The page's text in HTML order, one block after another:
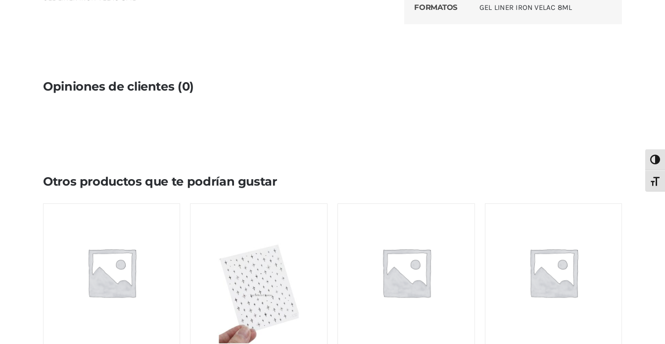
FORMATOS GEL LINER IRON VELAC 8ML
Opiniones de clientes (0)
Otros productos que te podrían gustar